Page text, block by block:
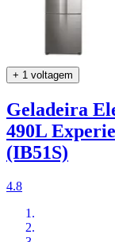
+ 1 voltagem
Geladeira
490L
(IB51S)
4.8